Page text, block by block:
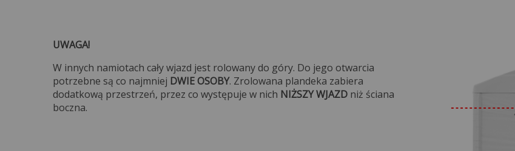
UWAGA!
W innych namiotach cały wjazd jest rolowany do góry. Do jego otwarcia
potrzebne są co najmniej DWIE OSOBY. Zrolowana plandeka zabiera
dodatkową przestrzeń, przez co występuje w nich NIŻSZY WJAZD niż ściana
boczna.